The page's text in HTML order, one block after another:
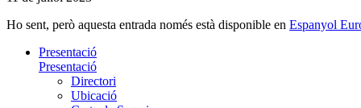
Ho sent, però aquesta entrada només està disponible en Espanyol
Presentació
Presentació
Directori
Ubicació